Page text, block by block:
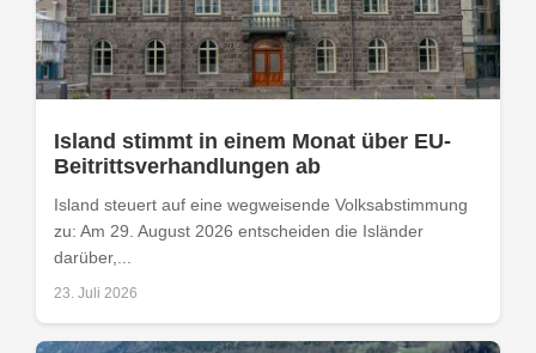
Island stimmt in einem Monat über EU-
Beitrittsverhandlungen ab
Island steuert auf eine wegweisende Volksabstimmung
zu: Am 29. August 2026 entscheiden die Isländer
darüber,...
23. Juli 2026